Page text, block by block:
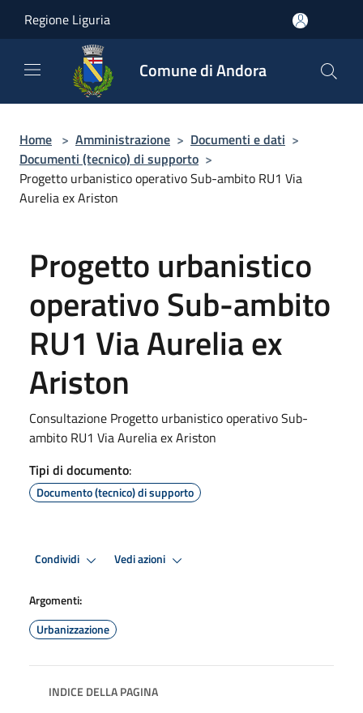
Regione Liguria
Comune di Andora
Home > Amministrazione > Documenti e dati >
Documenti (tecnico) di supporto >
Progetto urbanistico operativo Sub-ambito RU1 Via
Aurelia ex Ariston
Progetto urbanistico
operativo Sub-ambito
RU1 Via Aurelia ex
Ariston
Consultazione Progetto urbanistico operativo Sub-
ambito RU1 Via Aurelia ex Ariston
Tipi di documento:
Documento (tecnico) di supporto
Condividi Vedi azioni
Argomenti:
Urbanizzazione
INDICE DELLA PAGINA